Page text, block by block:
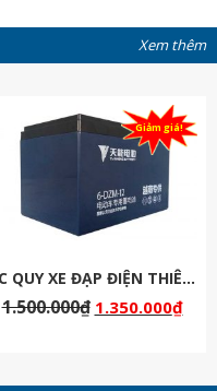
Xem thêm
Giảm giá!
ẮC QUY XE ĐẠP ĐIỆN THIÊN NĂNG 48V-12AH
1.500.000₫ 1.350.000₫